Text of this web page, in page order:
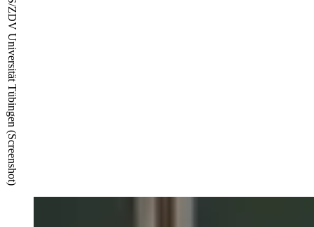
© TIMMS/ZDV Universität Tübingen (Screenshot)